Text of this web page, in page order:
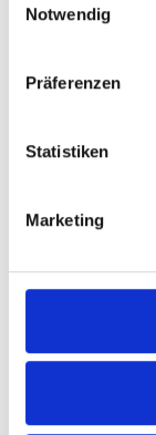
Notwendig
Präferenzen
Statistiken
Marketing